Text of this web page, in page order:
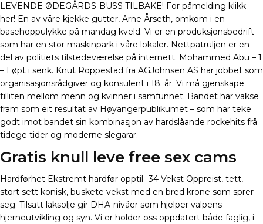
LEVENDE ØDEGÅRDS-BUSS TILBAKE! For påmelding klikk
her! En av våre kjekke gutter, Arne Årseth, omkom i en
basehoppulykke på mandag kveld. Vi er en produksjonsbedrift
som har en stor maskinpark i våre lokaler. Nettpatruljen er en
del av politiets tilstedeværelse på internett. Mohammed Abu – 1
– Løpt i senk. Knut Roppestad fra AGJohnsen AS har jobbet som
organisasjonsrådgiver og konsulent i 18. år. Vi må gjenskape
tilliten mellom menn og kvinner i samfunnet. Bandet har vakse
fram som eit resultat av Høyangerpublikumet – som har teke
godt imot bandet sin kombinasjon av hardslåande rockehits frå
tidege tider og moderne slegarar.
Gratis knull leve free sex cams
Hardførhet Ekstremt hardfør opptil -34 Vekst Oppreist, tett,
stort sett konisk, buskete vekst med en bred krone som sprer
seg. Tilsatt laksolje gir DHA-nivåer som hjelper valpens
hjerneutvikling og syn. Vi er holder oss oppdatert både faglig, i